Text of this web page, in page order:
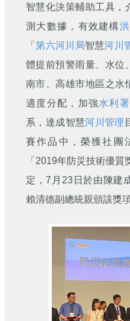
智慧化決策輔助工具，
測大數據，有效建構
「第六河川局智慧河川
體提前預警雨量、水位
南市、高雄市地區之水
適度分配，加強水利署
系，達成智慧河川管理
賽作品中，榮獲社團
「2019年防災技術優
定，7月23日於由陳建
賴清德副總統親頒該獎項